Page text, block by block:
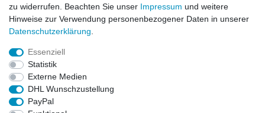
Widerrufs­recht
zu widerrufen. Beachten Sie unser Impressum und weitere
Hinweise zur Verwendung personenbezogener Daten in unserer
Daten­schutz­erklärung
Essenziell
Statistik
Externe Medien
DHL Wunschzustellung
PayPal